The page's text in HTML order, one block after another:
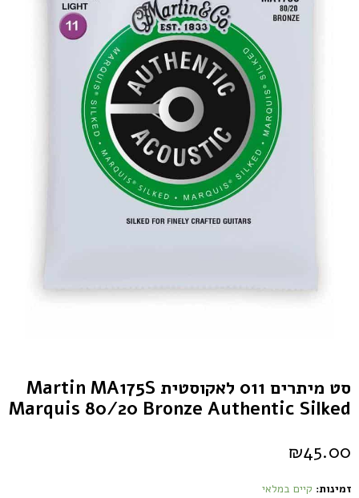
סט מיתרים 011 לאקוסטית Martin MA175S
Marquis 80/20 Bronze Authentic Silked
₪45.00
זמינות: קיים במלאי